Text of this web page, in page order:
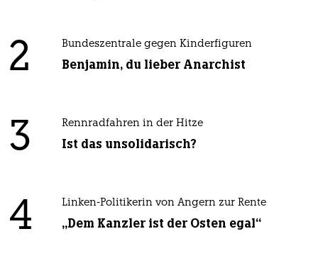
2 Bundeszentrale gegen Kinderfiguren
Benjamin, du lieber Anarchist
3 Rennradfahren in der Hitze
Ist das unsolidarisch?
4 Linken-Politikerin von Angern zur Rente
„Dem Kanzler ist der Osten egal“